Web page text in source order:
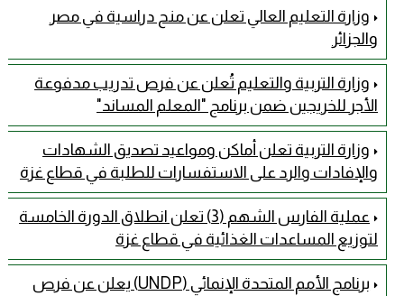
وزارة التعليم العالي تعلن عن منح دراسية في مصر
والجزائر
وزارة التربية والتعليم تُعلن عن فرص تدريب مدفوعة
الأجر للخريجين ضمن برنامج "المعلم المساند"
وزارة التربية تعلن أماكن ومواعيد تصديق الشهادات
والإفادات والرد على الاستفسارات للطلبة في قطاع غزة
عملية الفارس الشهم (3) تعلن انطلاق الدورة الخامسة
لتوزيع المساعدات الغذائية في قطاع غزة
برنامج الأمم المتحدة الإنمائي (UNDP) يعلن عن فرص